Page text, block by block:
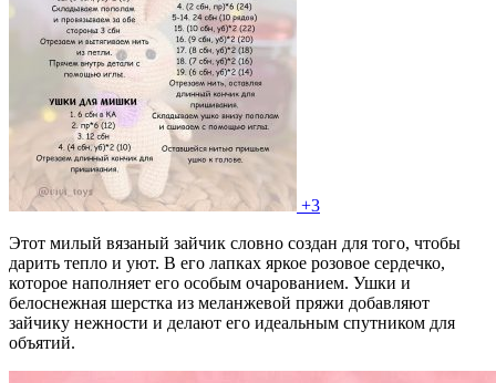
+3
Этот милый вязаный зайчик словно создан для того, чтобы
дарить тепло и уют. В его лапках яркое розовое сердечко,
которое наполняет его особым очарованием. Ушки и
белоснежная шерстка из меланжевой пряжи добавляют
зайчику нежности и делают его идеальным спутником для
объятий.